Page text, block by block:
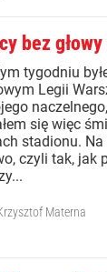
bez głowy
tygodniu
Legii
się więc
stadionu.
czyli tak, jak
Materna